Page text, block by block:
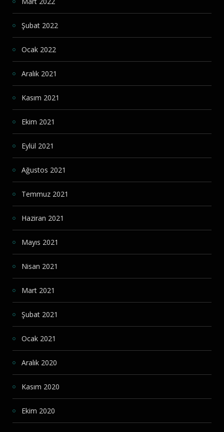
Şubat 2022
Ocak 2022
Aralık 2021
Kasım 2021
Ekim 2021
Eylül 2021
Ağustos 2021
Temmuz 2021
Haziran 2021
Mayıs 2021
Nisan 2021
Mart 2021
Şubat 2021
Ocak 2021
Aralık 2020
Kasım 2020
Ekim 2020